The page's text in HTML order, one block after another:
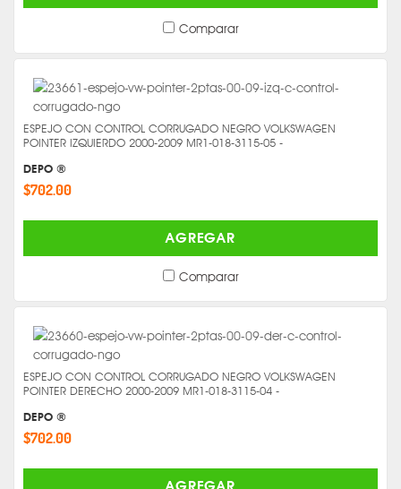
Comparar
ESPEJO CON CONTROL CORRUGADO NEGRO VOLKSWAGEN
POINTER IZQUIERDO 2000-2009 MR1-018-3115-05 -
DEPO ®
$702.00
AGREGAR
Comparar
ESPEJO CON CONTROL CORRUGADO NEGRO VOLKSWAGEN
POINTER DERECHO 2000-2009 MR1-018-3115-04 -
DEPO ®
$702.00